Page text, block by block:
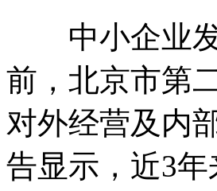
中小企业发
前，北京市第
对外经营及内
告显示，近3